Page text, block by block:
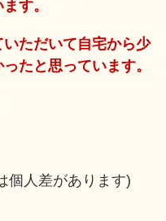
す。
ただいて自宅から少
たと思っています。
個人差があります)